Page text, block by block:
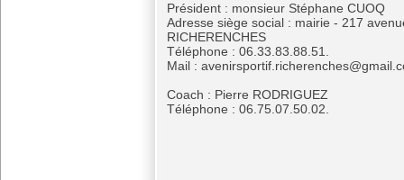
Président : monsieur Stéphane CUOQ
Adresse siège social : mairie - 217
RICHERENCHES
Téléphone : 06.33.83.88.51.
Mail :
Coach : Pierre RODRIGUEZ
Téléphone : 06.75.07.50.02.